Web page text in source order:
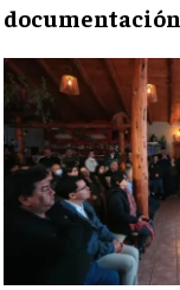
documentación